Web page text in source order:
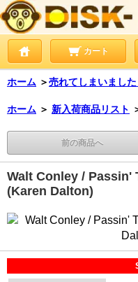
カート
ホーム ＞売れてしまいました
ホーム ＞ 新入荷商品リスト
前の商品へ
Walt Conley / Passin'
(Karen Dalton)